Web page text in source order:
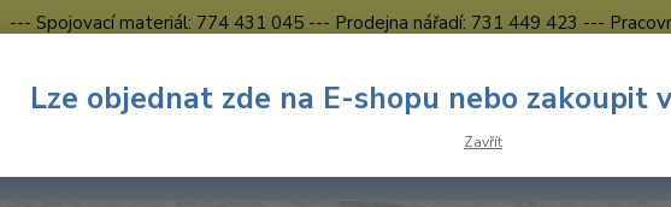
--- Spojovací materiál: 774 431 045 --- Prodejna nářadí: 731 449 423 ---
Hledat
Lze objednat zde na E-shopu nebo zakoupit
Zavřít